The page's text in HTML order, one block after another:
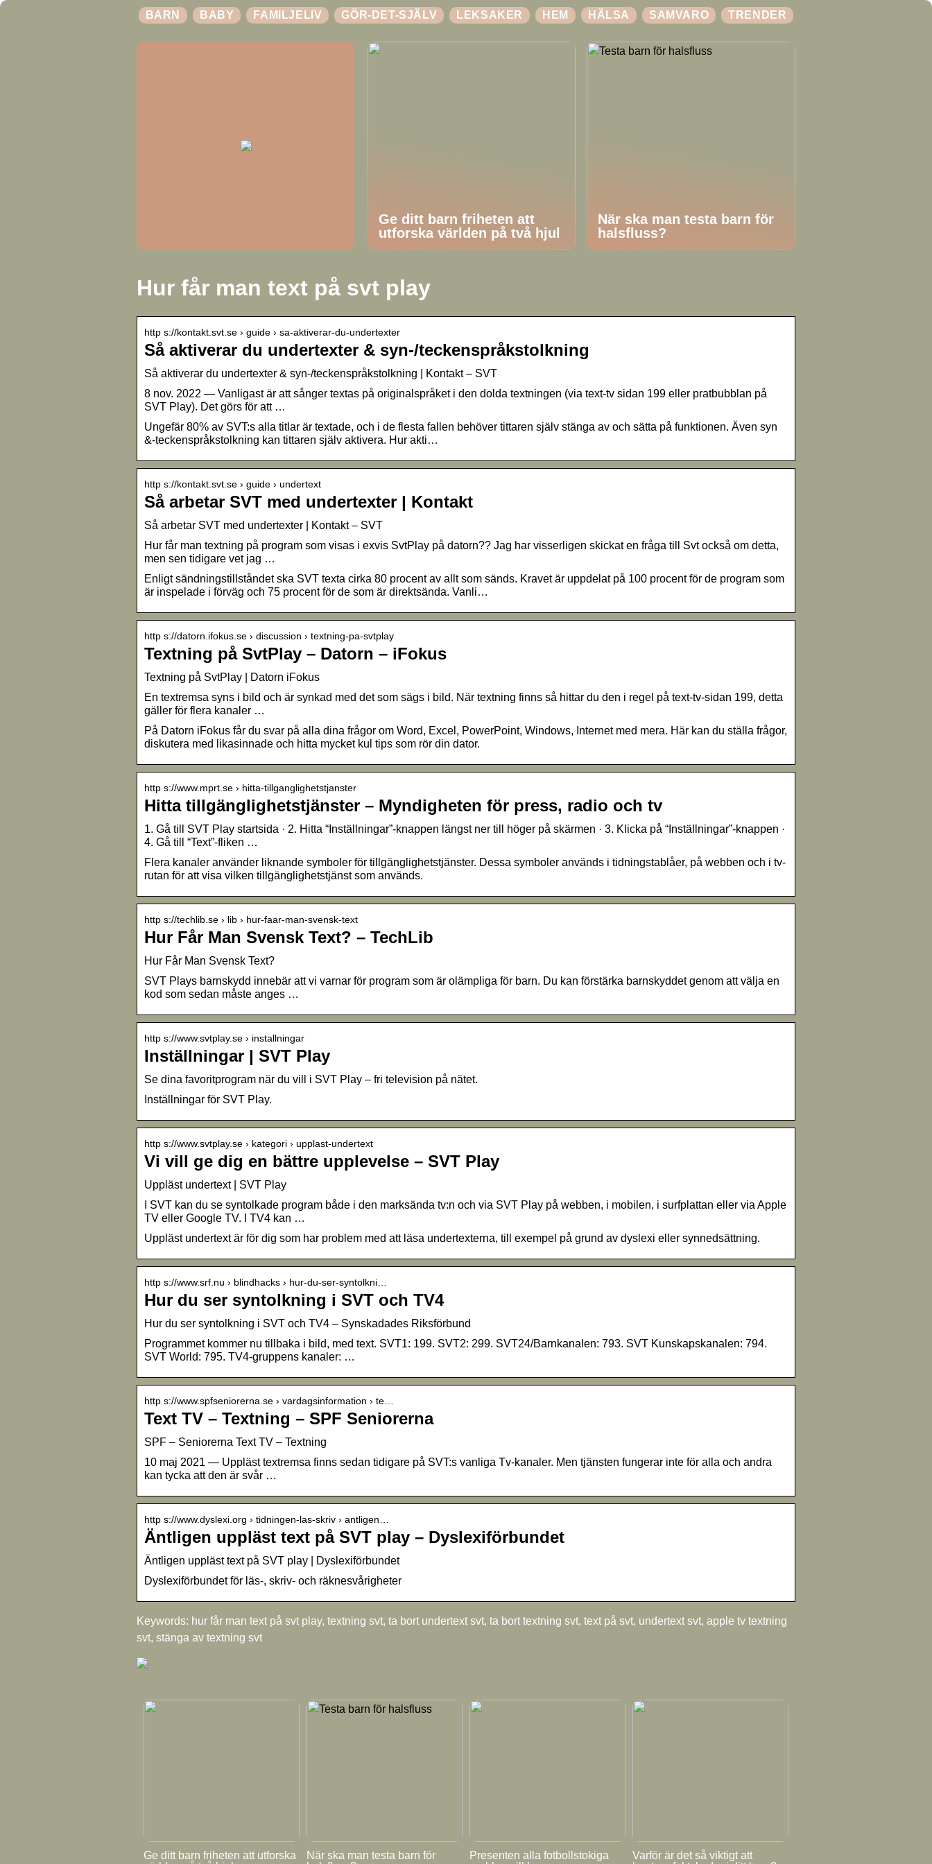
BARN BABY FAMILJELIV GÖR-DET-SJÄLV LEKSAKER HEM HÄLSA SAMVARO TRENDER
Ge ditt barn friheten att
utforska världen på två hjul
När ska man testa barn för
halsfluss?
Hur får man text på svt play
http s://kontakt.svt.se › guide › sa-aktiverar-du-undertexter
Så aktiverar du undertexter & syn-/teckenspråkstolkning
Så aktiverar du undertexter & syn-/teckenspråkstolkning | Kontakt – SVT
8 nov. 2022 — Vanligast är att sånger textas på originalspråket i den dolda textningen (via text-tv sidan 199 eller pratbubblan på
SVT Play). Det görs för att …
Ungefär 80% av SVT:s alla titlar är textade, och i de flesta fallen behöver tittaren själv stänga av och sätta på funktionen. Även syn
&-teckenspråkstolkning kan tittaren själv aktivera. Hur akti…
http s://kontakt.svt.se › guide › undertext
Så arbetar SVT med undertexter | Kontakt
Så arbetar SVT med undertexter | Kontakt – SVT
Hur får man textning på program som visas i exvis SvtPlay på datorn?? Jag har visserligen skickat en fråga till Svt också om detta,
men sen tidigare vet jag …
Enligt sändningstillståndet ska SVT texta cirka 80 procent av allt som sänds. Kravet är uppdelat på 100 procent för de program som
är inspelade i förväg och 75 procent för de som är direktsända. Vanli…
http s://datorn.ifokus.se › discussion › textning-pa-svtplay
Textning på SvtPlay – Datorn – iFokus
Textning på SvtPlay | Datorn iFokus
En textremsa syns i bild och är synkad med det som sägs i bild. När textning finns så hittar du den i regel på text-tv-sidan 199, detta
gäller för flera kanaler …
På Datorn iFokus får du svar på alla dina frågor om Word, Excel, PowerPoint, Windows, Internet med mera. Här kan du ställa frågor,
diskutera med likasinnade och hitta mycket kul tips som rör din dator.
http s://www.mprt.se › hitta-tillganglighetstjanster
Hitta tillgänglighetstjänster – Myndigheten för press, radio och tv
1. Gå till SVT Play startsida · 2. Hitta “Inställningar”-knappen längst ner till höger på skärmen · 3. Klicka på “Inställningar”-knappen ·
4. Gå till “Text”-fliken …
Flera kanaler använder liknande symboler för tillgänglighetstjänster. Dessa symboler används i tidningstablåer, på webben och i tv-
rutan för att visa vilken tillgänglighetstjänst som används.
http s://techlib.se › lib › hur-faar-man-svensk-text
Hur Får Man Svensk Text? – TechLib
Hur Får Man Svensk Text?
SVT Plays barnskydd innebär att vi varnar för program som är olämpliga för barn. Du kan förstärka barnskyddet genom att välja en
kod som sedan måste anges …
http s://www.svtplay.se › installningar
Inställningar | SVT Play
Se dina favoritprogram när du vill i SVT Play – fri television på nätet.
Inställningar för SVT Play.
http s://www.svtplay.se › kategori › upplast-undertext
Vi vill ge dig en bättre upplevelse – SVT Play
Uppläst undertext | SVT Play
I SVT kan du se syntolkade program både i den marksända tv:n och via SVT Play på webben, i mobilen, i surfplattan eller via Apple
TV eller Google TV. I TV4 kan …
Uppläst undertext är för dig som har problem med att läsa undertexterna, till exempel på grund av dyslexi eller synnedsättning.
http s://www.srf.nu › blindhacks › hur-du-ser-syntolkni…
Hur du ser syntolkning i SVT och TV4
Hur du ser syntolkning i SVT och TV4 – Synskadades Riksförbund
Programmet kommer nu tillbaka i bild, med text. SVT1: 199. SVT2: 299. SVT24/Barnkanalen: 793. SVT Kunskapskanalen: 794.
SVT World: 795. TV4-gruppens kanaler: …
http s://www.spfseniorerna.se › vardagsinformation › te…
Text TV – Textning – SPF Seniorerna
SPF – Seniorerna Text TV – Textning
10 maj 2021 — Uppläst textremsa finns sedan tidigare på SVT:s vanliga Tv-kanaler. Men tjänsten fungerar inte för alla och andra
kan tycka att den är svår …
http s://www.dyslexi.org › tidningen-las-skriv › antligen…
Äntligen uppläst text på SVT play – Dyslexiförbundet
Äntligen uppläst text på SVT play | Dyslexiförbundet
Dyslexiförbundet för läs-, skriv- och räknesvårigheter
Keywords: hur får man text på svt play, textning svt, ta bort undertext svt, ta bort textning svt, text på svt, undertext svt, apple tv textning
svt, stänga av textning svt
Ge ditt barn friheten att utforska
När ska man testa barn för
Presenten alla fotbollstokiga
Varför är det så viktigt att